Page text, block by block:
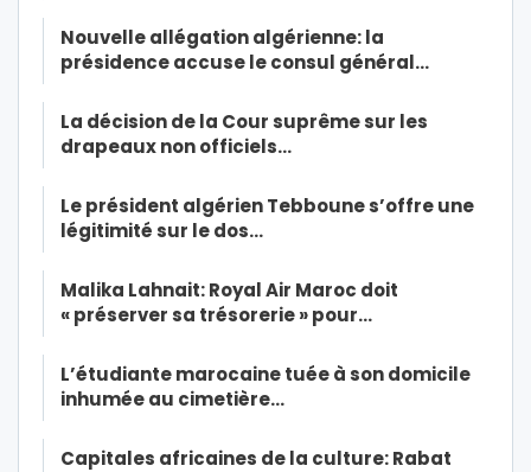
Nouvelle allégation algérienne: la
présidence accuse le consul général…
La décision de la Cour suprême sur les
drapeaux non officiels…
Le président algérien Tebboune s’offre une
légitimité sur le dos…
Malika Lahnait: Royal Air Maroc doit
« préserver sa trésorerie » pour…
L’étudiante marocaine tuée à son domicile
inhumée au cimetière…
Capitales africaines de la culture: Rabat